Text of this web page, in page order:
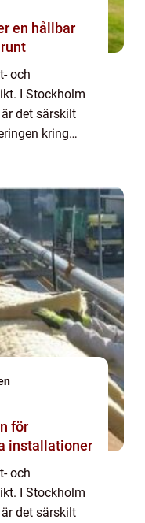
en hållbar
och
I Stockholm
det särskilt
kring
installationer
och
I Stockholm
det särskilt